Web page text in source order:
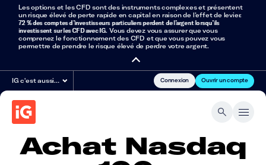
Les options et les CFD sont des instruments complexes et présentent
un risque élevé de perte rapide en capital en raison de l’effet de levier.
72 % des comptes d’investisseurs particuliers perdent de l’argent lorsqu’ils
investissent sur les CFD avec IG. Vous devez vous assurer que vous
comprenez le fonctionnement des CFD et que vous pouvez vous
permettre de prendre le risque élevé de perdre votre argent.
IG c'est aussi… Connexion Ouvrir un compte
Achat Nasdaq